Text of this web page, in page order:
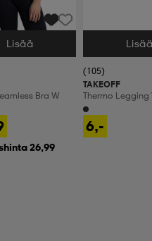
Koko
Lisää
Bra W
26,99
Valitse Koko
(105)
TAKEOFF
Thermo Legging
6,-